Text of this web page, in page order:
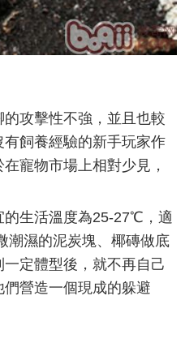
攻擊性不強，並且也較
飼養經驗的新手玩家作
寵物市場上相對少見，
生活溫度為25-27℃，適
潮濕的泥炭塊、椰磚做底
定體型後，就不再自己
營造一個現成的躲避